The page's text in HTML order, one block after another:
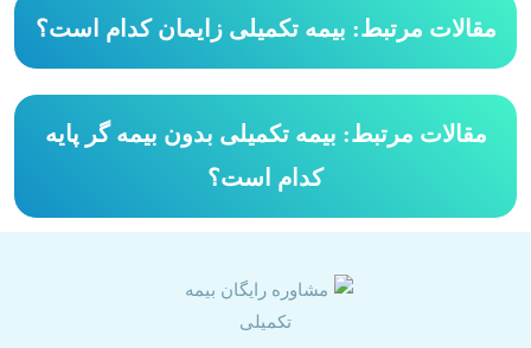
مقالات مرتبط: بیمه تکمیلی زایمان کدام است؟
مقالات مرتبط: بیمه تکمیلی بدون بیمه گر پایه
کدام است؟